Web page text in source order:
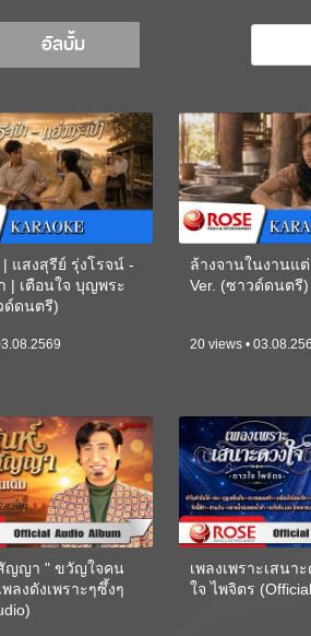
อัลบั้ม
| แสงสุรีย์ รุ่งโรจน์ -
| เตือนใจ บุญพระ
ด์ดนตรี)
ล้างจานในงานแต่
Ver. (ซาวด์ดนตรี)
20 views •
ญญา " ขวัญใจคน
พลงดังเพราะๆซึ้งๆ
เพลงเพราะเสนา
ใจ ไพจิตร